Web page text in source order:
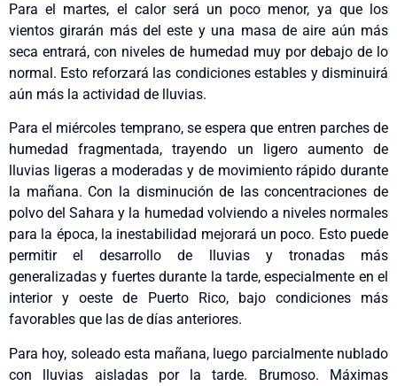
Para el martes, el calor será un poco menor, ya que los
vientos girarán más del este y una masa de aire aún más
seca entrará, con niveles de humedad muy por debajo de lo
normal. Esto reforzará las condiciones estables y disminuirá
aún más la actividad de lluvias.
Para el miércoles temprano, se espera que entren parches de
humedad fragmentada, trayendo un ligero aumento de
lluvias ligeras a moderadas y de movimiento rápido durante
la mañana. Con la disminución de las concentraciones de
polvo del Sahara y la humedad volviendo a niveles normales
para la época, la inestabilidad mejorará un poco. Esto puede
permitir el desarrollo de lluvias y tronadas más
generalizadas y fuertes durante la tarde, especialmente en el
interior y oeste de Puerto Rico, bajo condiciones más
favorables que las de días anteriores.
Para hoy, soleado esta mañana, luego parcialmente nublado
con lluvias aisladas por la tarde. Brumoso. Máximas